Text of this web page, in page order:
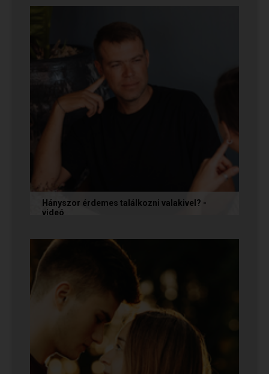
őket, és vagy házasokkal...
Hányszor érdemes találkozni valakivel? -
videó
tépelődünk: mit tegyünk, ha valakit
szimpatikusnak találunk elsőre, de még...